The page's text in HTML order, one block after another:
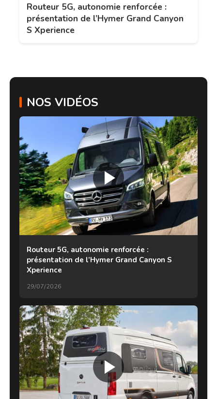
Routeur 5G, autonomie renforcée :
présentation de l’Hymer Grand Canyon
S Xperience
NOS VIDÉOS
Routeur 5G, autonomie renforcée :
présentation de l’Hymer Grand Canyon S
Xperience
29/07/2026